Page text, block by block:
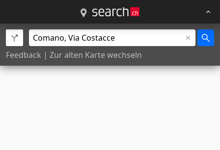
Feedback | Zur alten Karte wechseln